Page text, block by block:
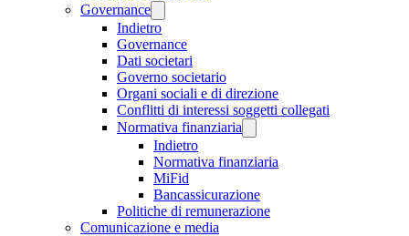
Governance
Indietro
Governance
Dati societari
Governo societario
Organi sociali e di direzione
Conflitti di interessi soggetti collegati
Normativa finanziaria
Indietro
Normativa finanziaria
MiFid
Bancassicurazione
Politiche di remunerazione
Comunicazione e media